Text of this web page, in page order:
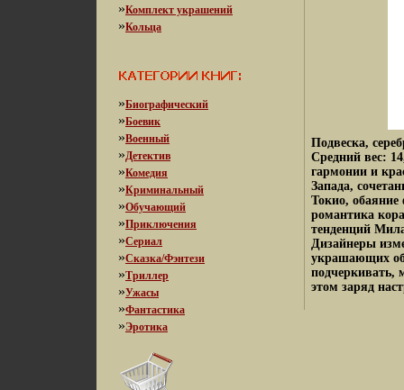
»Комплект украшений
»Кольца
»Биографический
»Боевик
»Военный
»Детектив
»Комедия
»Криминальный
»Обучающий
»Приключения
»Сериал
»Сказка/Фэнтези
»Триллер
»Ужасы
»Фантастика
»Эротика
Подвеска,
Средний вес:
гармонии и
Запада,
Токио, обаяние
романтика
тенденций
Дизайнеры
украшающих
подчеркивать,
этом заряд